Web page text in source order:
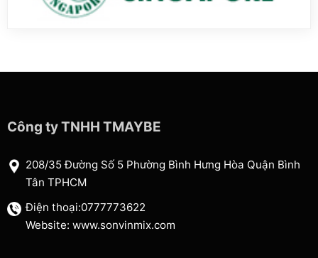
Công ty TNHH TMAYBE
208/35 Đường Số 5 Phường Bình Hưng Hòa Quận Bình
Tân TPHCM
Điện thoại:0777773622
Website: www.sonvinmix.com